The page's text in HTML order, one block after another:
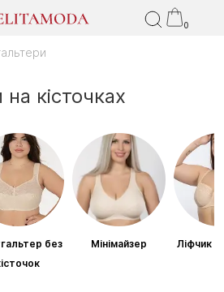
0
кісточках
без
Мінімайзер Ліфчик